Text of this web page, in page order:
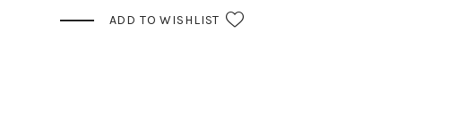
ADD TO WISHLIST